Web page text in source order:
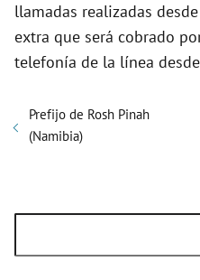
llamadas realizadas
extra que será cobrado
telefonía de la línea
Prefijo de Rosh Pinah
(Namibia)